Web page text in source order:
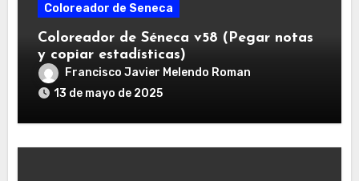
Coloreador de Seneca
Coloreador de Séneca v58 (Pegar notas
y copiar estadísticas)
Francisco Javier Melendo Roman
13 de mayo de 2025